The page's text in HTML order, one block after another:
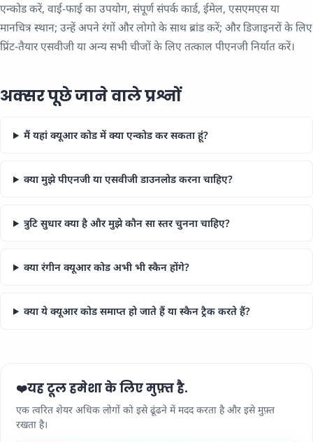
एन्कोड करें, वाई-फाई का उपयोग, संपूर्ण संपर्क कार्ड, ईमेल, एसएमएस या
मानचित्र स्थान; उन्हें अपने रंगों और लोगो के साथ ब्रांड करें; और डिजाइनरों के लिए
प्रिंट-तैयार एसवीजी या अन्य सभी चीजों के लिए तत्काल पीएनजी निर्यात करें।
अक्सर पूछे जाने वाले प्रश्नों
मैं यहां क्यूआर कोड में क्या एन्कोड कर सकता हूं?
क्या मुझे पीएनजी या एसवीजी डाउनलोड करना चाहिए?
त्रुटि सुधार क्या है और मुझे कौन सा स्तर चुनना चाहिए?
क्या रंगीन क्यूआर कोड अभी भी स्कैन होंगे?
क्या ये क्यूआर कोड समाप्त हो जाते हैं या स्कैन ट्रैक करते हैं?
❤️यह टूल हमेशा के लिए मुफ़्त है.
एक त्वरित शेयर अधिक लोगों को इसे ढूंढने में मदद करता है और इसे मुफ़्त
रखता है।